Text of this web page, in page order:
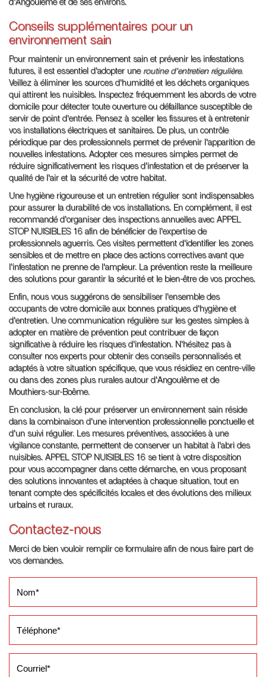
d'Angoulême et de ses environs.
Conseils supplémentaires pour un
environnement sain
Pour maintenir un environnement sain et prévenir les infestations
futures, il est essentiel d'adopter une routine d'entretien régulière.
Veillez à éliminer les sources d'humidité et les déchets organiques
qui attirent les nuisibles. Inspectez fréquemment les abords de votre
domicile pour détecter toute ouverture ou défaillance susceptible de
servir de point d'entrée. Pensez à sceller les fissures et à entretenir
vos installations électriques et sanitaires. De plus, un contrôle
périodique par des professionnels permet de prévenir l'apparition de
nouvelles infestations. Adopter ces mesures simples permet de
réduire significativement les risques d'infestation et de préserver la
qualité de l'air et la sécurité de votre habitat.
Une hygiène rigoureuse et un entretien régulier sont indispensables
pour assurer la durabilité de vos installations. En complément, il est
recommandé d'organiser des inspections annuelles avec APPEL
STOP NUISIBLES 16 afin de bénéficier de l'expertise de
professionnels aguerris. Ces visites permettent d'identifier les zones
sensibles et de mettre en place des actions correctives avant que
l'infestation ne prenne de l'ampleur. La prévention reste la meilleure
des solutions pour garantir la sécurité et le bien-être de vos proches.
Enfin, nous vous suggérons de sensibiliser l'ensemble des
occupants de votre domicile aux bonnes pratiques d'hygiène et
d'entretien. Une communication régulière sur les gestes simples à
adopter en matière de prévention peut contribuer de façon
significative à réduire les risques d'infestation. N'hésitez pas à
consulter nos experts pour obtenir des conseils personnalisés et
adaptés à votre situation spécifique, que vous résidiez en centre-ville
ou dans des zones plus rurales autour d'Angoulême et de
Mouthiers-sur-Boëme.
En conclusion, la clé pour préserver un environnement sain réside
dans la combinaison d'une intervention professionnelle ponctuelle et
d'un suivi régulier. Les mesures préventives, associées à une
vigilance constante, permettent de conserver un habitat à l'abri des
nuisibles. APPEL STOP NUISIBLES 16 se tient à votre disposition
pour vous accompagner dans cette démarche, en vous proposant
des solutions innovantes et adaptées à chaque situation, tout en
tenant compte des spécificités locales et des évolutions des milieux
urbains et ruraux.
Contactez-nous
Merci de bien vouloir remplir ce formulaire afin de nous faire part de
vos demandes.